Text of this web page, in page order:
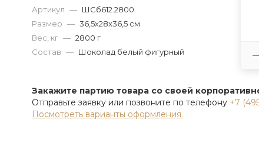
Артикул — ШСб612.2800
Размер — 36,5x28x36,5 см
Вес, кг — 2800 г
Состав — Шоколад белый фигурный
Закажите партию товара со своей
Отправьте заявку или позвоните по телефону +7
Посмотреть варианты оформления.